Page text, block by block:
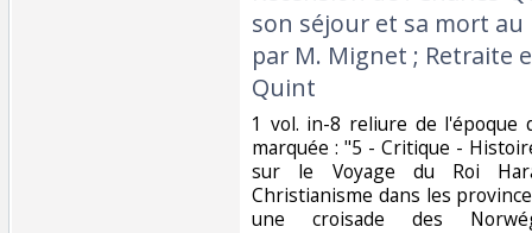
son séjour et sa mort au
par M. Mignet ; Retraite
Quint‎
‎1 vol. in-8 reliure de l'époque
marquée : "5 - Critique -
sur le Voyage du Roi
Christianisme dans les
une croisade des